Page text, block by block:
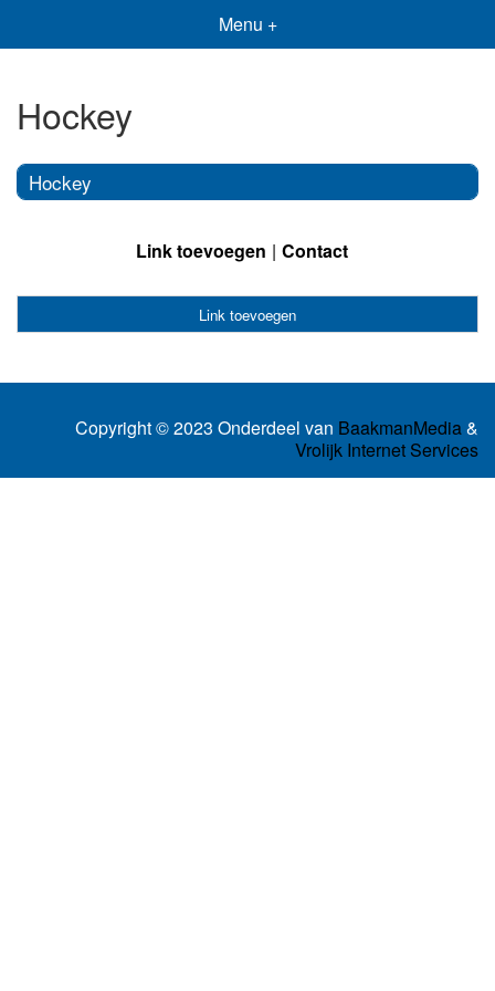
Menu +
Hockey
Hockey
Link toevoegen Contact
Link toevoegen
Copyright © 2023 Onderdeel van BaakmanMedia&
Vrolijk Internet Services